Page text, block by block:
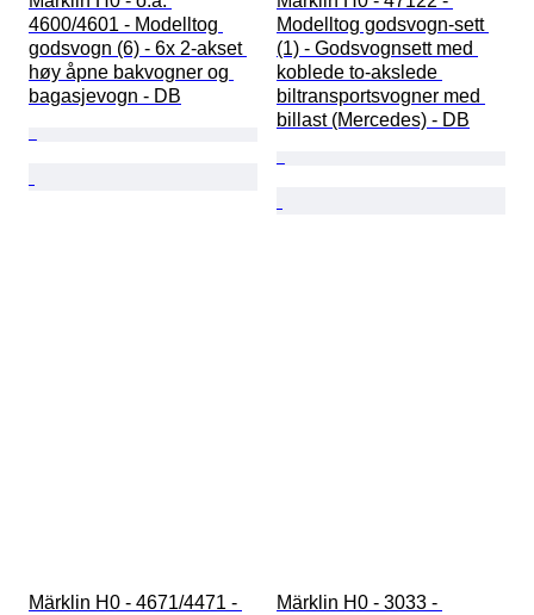
4600/4601 - Modelltog
godsvogn (6) - 6x 2-akset
høy åpne bakvogner og
bagasjevogn - DB
Modelltog godsvogn-sett
(1) - Godsvognsett med
koblede to-akslede
biltransportsvogner med
billast (Mercedes) - DB
Märklin H0 - 4671/4471 -
Märklin H0 - 3033 -